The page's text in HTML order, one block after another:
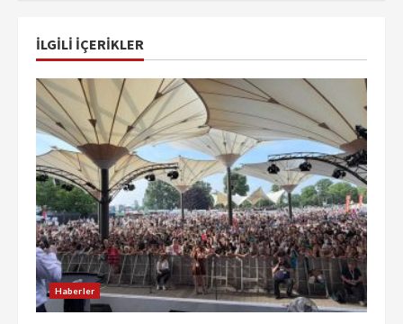
İLGILI IÇERIKLER
Haberler